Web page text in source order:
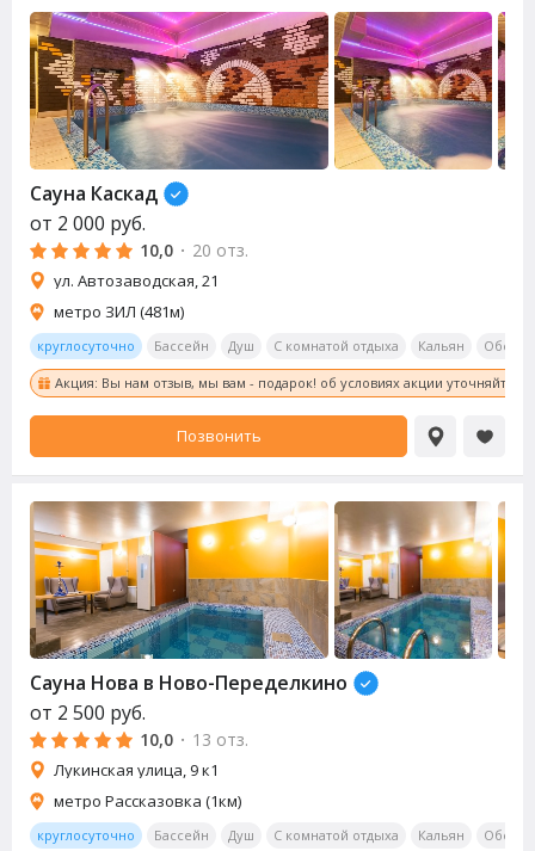
Сауна Каскад
от 2 000 руб.
10,0 · 20 отз.
ул. Автозаводская, 21
метро ЗИЛ (481м)
круглосуточно Бассейн Душ С комнатой отдыха Кальян
Акция: Вы нам отзыв, мы вам - подарок! об условиях акции уточняйте у
Позвонить
Сауна Нова в Ново-Переделкино
от 2 500 руб.
10,0 · 13 отз.
Лукинская улица, 9 к1
метро Рассказовка (1км)
круглосуточно Бассейн Душ С комнатой отдыха Кальян